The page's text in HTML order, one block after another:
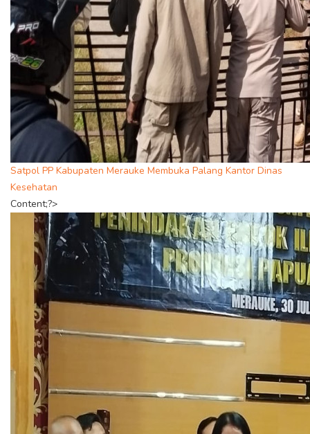
Satpol PP Kabupaten Merauke Membuka Palang Kantor Dinas
Kesehatan
Content;?>